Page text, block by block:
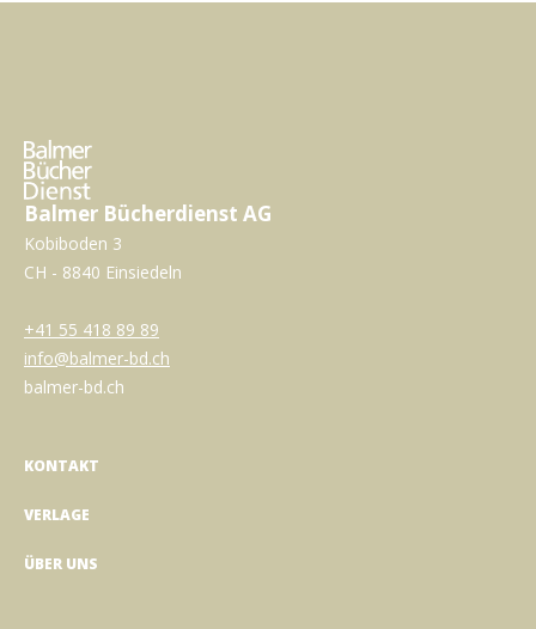
Balmer Bücherdienst AG
Kobiboden 3
CH - 8840 Einsiedeln
+41 55 418 89 89
info@balmer-bd.ch
balmer-bd.ch
KONTAKT
VERLAGE
ÜBER UNS